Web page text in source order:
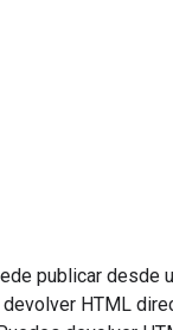
publicar desde
HTML